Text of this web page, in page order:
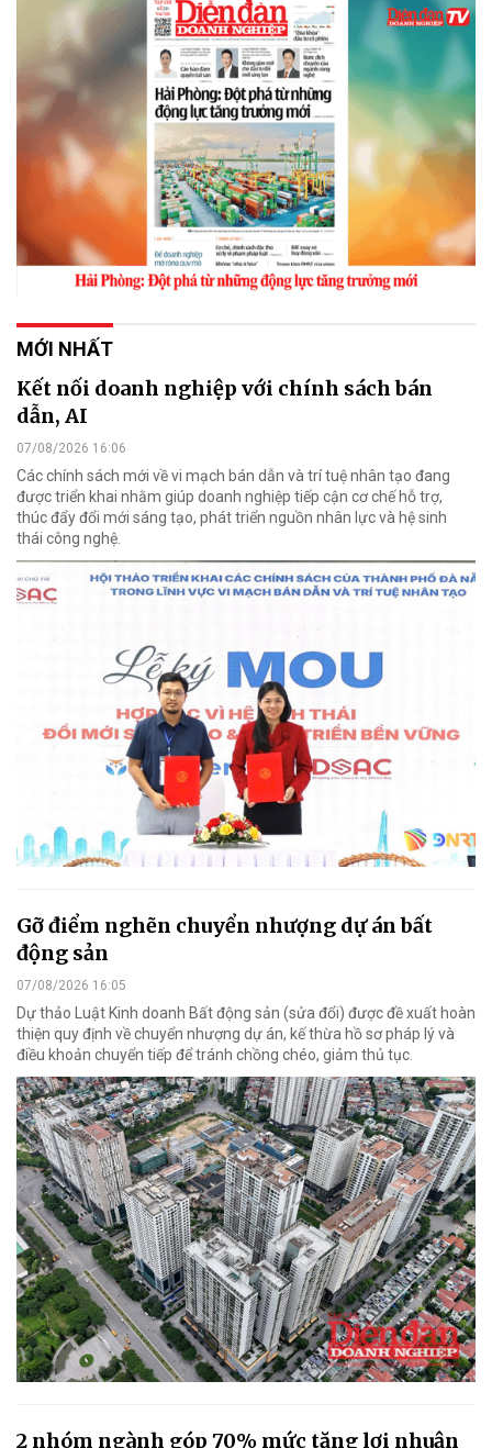
MỚI NHẤT
Kết nối doanh nghiệp với chính sách bán
dẫn, AI
07/08/2026 16:06
Các chính sách mới về vi mạch bán dẫn và trí tuệ nhân tạo đang
được triển khai nhằm giúp doanh nghiệp tiếp cận cơ chế hỗ trợ,
thúc đẩy đổi mới sáng tạo, phát triển nguồn nhân lực và hệ sinh
thái công nghệ.
Gỡ điểm nghẽn chuyển nhượng dự án bất
động sản
07/08/2026 16:05
Dự thảo Luật Kinh doanh Bất động sản (sửa đổi) được đề xuất hoàn
thiện quy định về chuyển nhượng dự án, kế thừa hồ sơ pháp lý và
điều khoản chuyển tiếp để tránh chồng chéo, giảm thủ tục.
2 nhóm ngành góp 70% mức tăng lợi nhuận